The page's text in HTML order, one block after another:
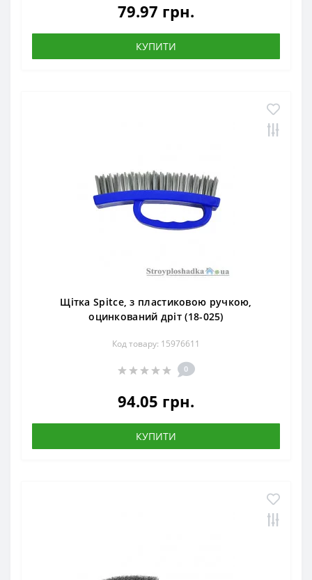
79.97 грн.
КУПИТИ
Щітка Spitce, з пластиковою ручкою,
оцинкований дріт (18-025)
Код товару: 15976611
0
94.05 грн.
КУПИТИ